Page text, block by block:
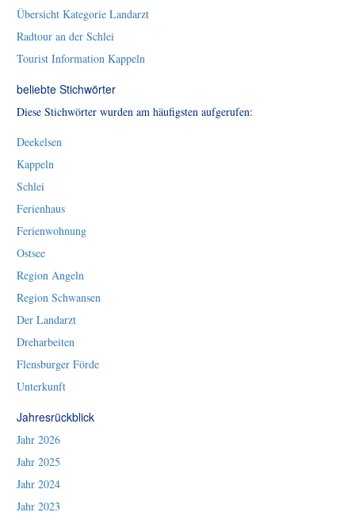
Übersicht Kategorie Landarzt
Radtour an der Schlei
Tourist Information Kappeln
beliebte Stichwörter
Diese Stichwörter wurden am häufigsten aufgerufen:
Deekelsen
Kappeln
Schlei
Ferienhaus
Ferienwohnung
Ostsee
Region Angeln
Region Schwansen
Der Landarzt
Dreharbeiten
Flensburger Förde
Unterkunft
Jahresrückblick
Jahr 2026
Jahr 2025
Jahr 2024
Jahr 2023